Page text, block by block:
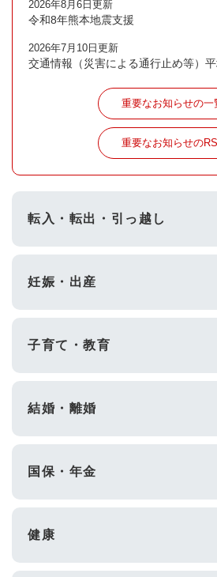
2026年8月6日更新
令和8年熊本地震支援
2026年7月10日更新
交通情報（災害による通行止め等）
重要なお知らせの一
重要なお知らせの
転入・転出・引っ越し
妊娠・出産
子育て・教育
結婚・離婚
国保・年金
健康